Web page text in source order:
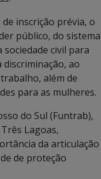
inscrição prévia, o
público, do sistema
sociedade civil para
ao
além de
para as mulheres.
do Sul (Funtrab),
Lagoas,
da articulação
de proteção